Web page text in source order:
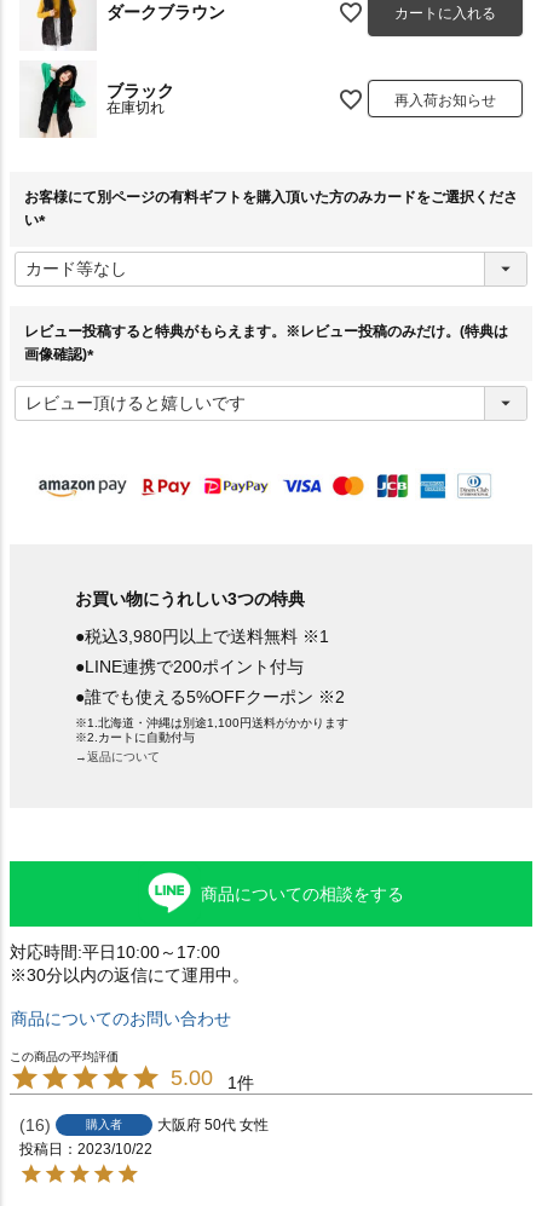
ダークブラウン カートに入れる
ブラック
在庫切れ 再入荷お知らせ
お客様にて別ページの有料ギフトを購入頂いた方のみカードをご選択くださ
い
必
須
レビュー投稿すると特典がもらえます。※レビュー投稿のみだけ。(特典は
画像確認)
必
須
お買い物にうれしい3つの特典
●税込3,980円以上で送料無料 ※1
●LINE連携で200ポイント付与
●誰でも使える5%OFFクーポン ※2
※1.北海道・沖縄は別途1,100円送料がかかります
※2.カートに自動付与
→返品について
商品についての相談をする
対応時間:平日10:00～17:00
※30分以内の返信にて運用中。
商品についてのお問い合わせ
5.00 1
16 購入者 大阪府 50代 女性
投稿日
2023/10/22